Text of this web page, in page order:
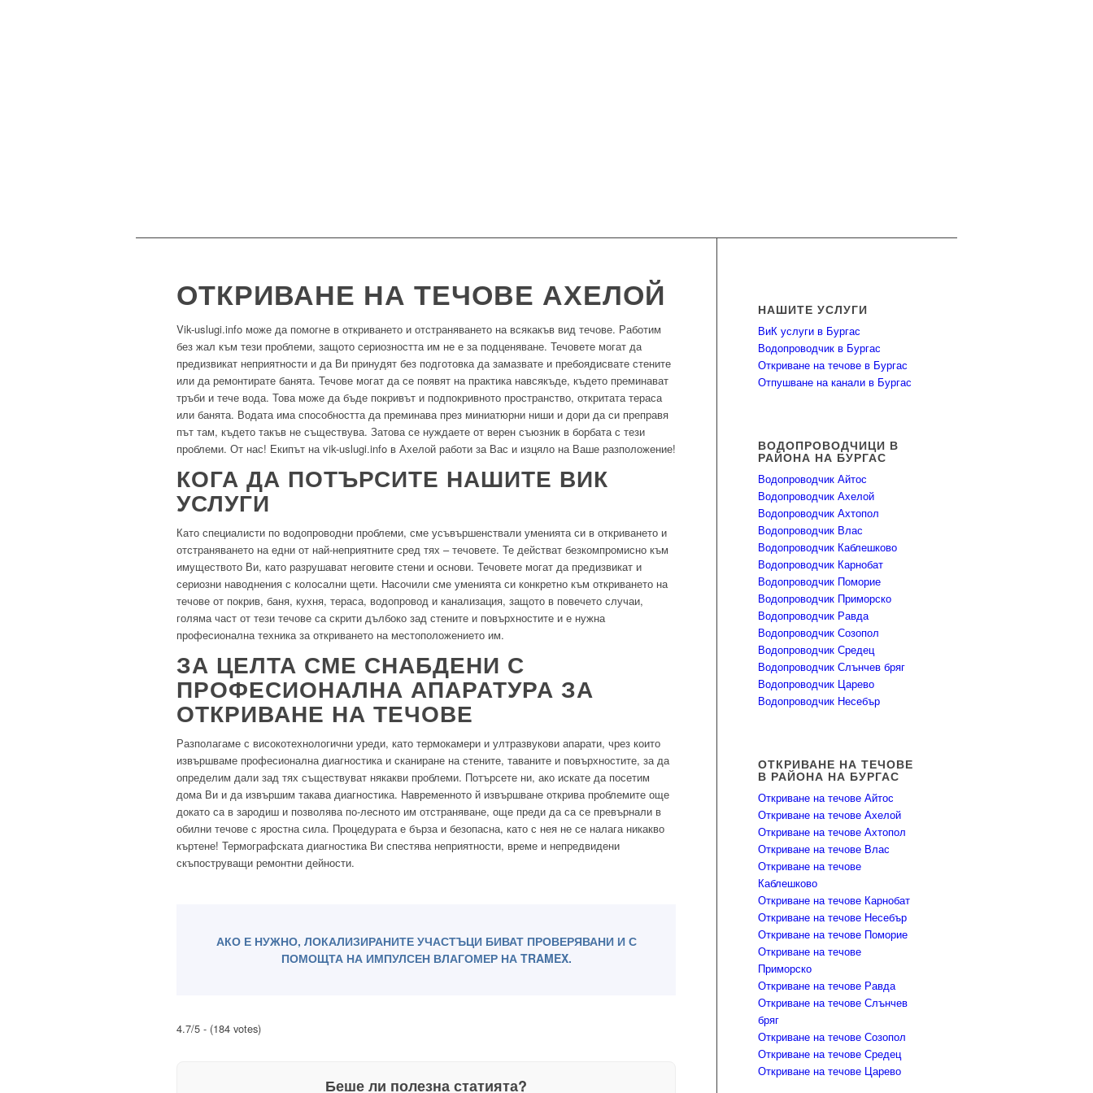
ОТКРИВАНЕ НА ТЕЧОВЕ АХЕЛОЙ
Vik-uslugi.info може да помогне в откриването и отстраняването на всякакъв вид течове. Работим
без жал към тези проблеми, защото сериозността им не е за подценяване. Течовете могат да
предизвикат неприятности и да Ви принудят без подготовка да замазвате и пребоядисвате стените
или да ремонтирате банята. Течове могат да се появят на практика навсякъде, където преминават
тръби и тече вода. Това може да бъде покривът и подпокривното пространство, откритата тераса
или банята. Водата има способността да преминава през миниатюрни ниши и дори да си преправя
път там, където такъв не съществува. Затова се нуждаете от верен съюзник в борбата с тези
проблеми. От нас! Екипът на vik-uslugi.info в Ахелой работи за Вас и изцяло на Ваше разположение!
КОГА ДА ПОТЪРСИТЕ НАШИТЕ ВИК
УСЛУГИ
Като специалисти по водопроводни проблеми, сме усъвършенствали уменията си в откриването и
отстраняването на едни от най-неприятните сред тях – течовете. Те действат безкомпромисно към
имуществото Ви, като разрушават неговите стени и основи. Течовете могат да предизвикат и
сериозни наводнения с колосални щети. Насочили сме уменията си конкретно към откриването на
течове от покрив, баня, кухня, тераса, водопровод и канализация, защото в повечето случаи,
голяма част от тези течове са скрити дълбоко зад стените и повърхностите и е нужна
професионална техника за откриването на местоположението им.
ЗА ЦЕЛТА СМЕ СНАБДЕНИ С
ПРОФЕСИОНАЛНА АПАРАТУРА ЗА
ОТКРИВАНЕ НА ТЕЧОВЕ
Разполагаме с високотехнологични уреди, като термокамери и ултразвукови апарати, чрез които
извършваме професионална диагностика и сканиране на стените, таваните и повърхностите, за да
определим дали зад тях съществуват някакви проблеми. Потърсете ни, ако искате да посетим
дома Ви и да извършим такава диагностика. Навременното й извършване открива проблемите още
докато са в зародиш и позволява по-лесното им отстраняване, още преди да са се превърнали в
обилни течове с яростна сила. Процедурата е бърза и безопасна, като с нея не се налага никакво
къртене! Термографската диагностика Ви спестява неприятности, време и непредвидени
скъпоструващи ремонтни дейности.
АКО Е НУЖНО, ЛОКАЛИЗИРАНИТЕ УЧАСТЪЦИ БИВАТ ПРОВЕРЯВАНИ И С
ПОМОЩТА НА ИМПУЛСЕН ВЛАГОМЕР НА TRAMEX.
4.7/5 - (184 votes)
Беше ли полезна статията?
НАШИТЕ УСЛУГИ
ВиК услуги в Бургас
Водопроводчик в Бургас
Откриване на течове в Бургас
Отпушване на канали в Бургас
ВОДОПРОВОДЧИЦИ В
РАЙОНА НА БУРГАС
Водопроводчик Айтос
Водопроводчик Ахелой
Водопроводчик Ахтопол
Водопроводчик Влас
Водопроводчик Каблешково
Водопроводчик Карнобат
Водопроводчик Поморие
Водопроводчик Приморско
Водопроводчик Равда
Водопроводчик Созопол
Водопроводчик Средец
Водопроводчик Слънчев бряг
Водопроводчик Царево
Водопроводчик Несебър
ОТКРИВАНЕ НА ТЕЧОВЕ
В РАЙОНА НА БУРГАС
Откриване на течове Айтос
Откриване на течове Ахелой
Откриване на течове Ахтопол
Откриване на течове Влас
Откриване на течове
Каблешково
Откриване на течове Карнобат
Откриване на течове Несебър
Откриване на течове Поморие
Откриване на течове
Приморско
Откриване на течове Равда
Откриване на течове Слънчев
бряг
Откриване на течове Созопол
Откриване на течове Средец
Откриване на течове Царево